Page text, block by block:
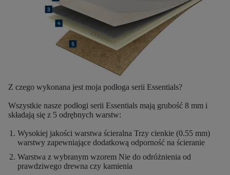
Z czego wykonana jest moja podłoga serii Essentials?
Wszystkie nasze podłogi serii Essentials mają grubość 8 mm i
składają się z 5 odrębnych warstw:
Wysokiej jakości warstwa ścieralna Trzy cienkie (0.55 mm)
warstwy zapewniające dodatkową odporność na ścieranie
Warstwa z wybranym wzorem Nie do odróżnienia od
prawdziwego drewna czy kamienia